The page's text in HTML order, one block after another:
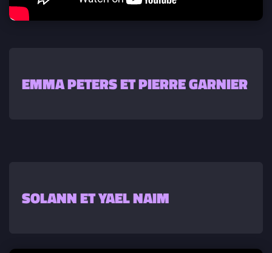
EMMA PETERS ET PIERRE GARNIER
SOLANN ET YAEL NAIM